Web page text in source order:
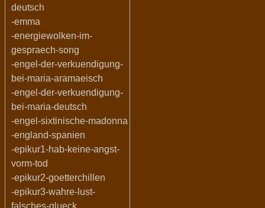
deutsch
-emma
-energiewolken-im-
gespraech-song
-engel-der-verkuendigung-
bei-maria-aramaeisch
-engel-der-verkuendigung-
bei-maria-deutsch
-engel-sixtinische-madonna
-england-spanien
-epikur1-hab-keine-angst-
vorm-tod
-epikur2-goetterchillen
-epikur3-wahre-lust-
falsches-glueck